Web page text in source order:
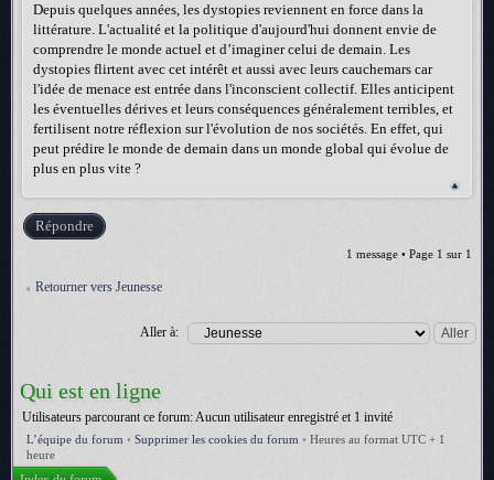
Depuis quelques années, les dystopies reviennent en force dans la
littérature. L'actualité et la politique d'aujourd'hui donnent envie de
comprendre le monde actuel et d’imaginer celui de demain. Les
dystopies flirtent avec cet intérêt et aussi avec leurs cauchemars car
l'idée de menace est entrée dans l'inconscient collectif. Elles anticipent
les éventuelles dérives et leurs conséquences généralement terribles, et
fertilisent notre réflexion sur l'évolution de nos sociétés. En effet, qui
peut prédire le monde de demain dans un monde global qui évolue de
plus en plus vite ?
Répondre
1 message • Page 1 sur 1
Retourner vers Jeunesse
Aller à:
Qui est en ligne
Utilisateurs parcourant ce forum: Aucun utilisateur enregistré et 1 invité
L’équipe du forum • Supprimer les cookies du forum • Heures au format UTC + 1
heure